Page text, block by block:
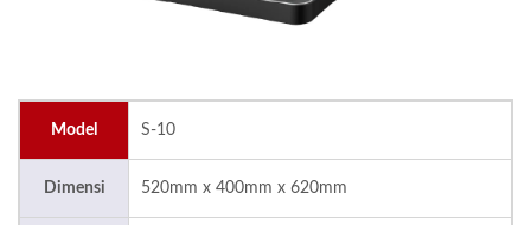
Model S-10
Dimensi 520mm x 400mm x 620mm